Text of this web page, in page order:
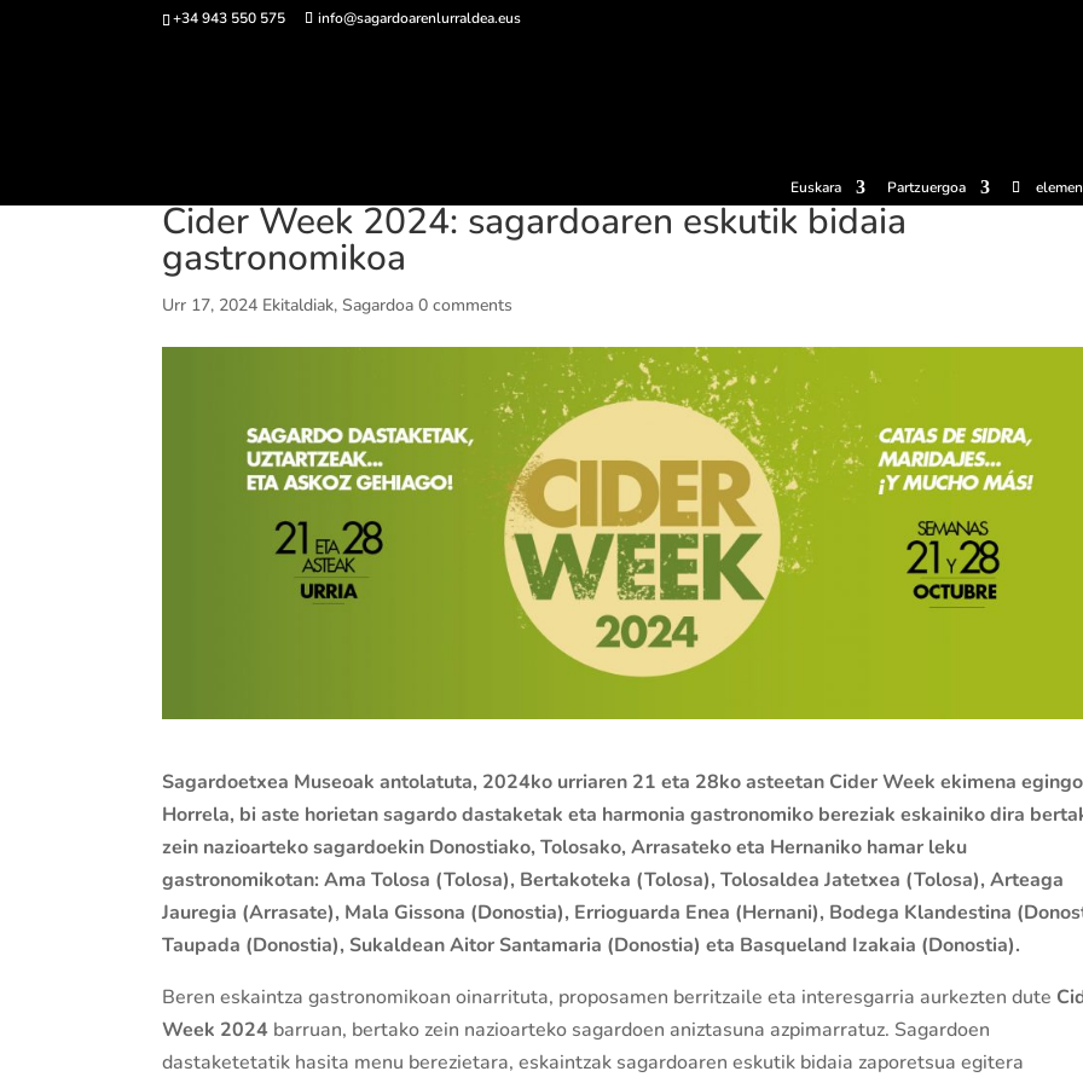
+34 943 550 575 info@sagardoarenlurraldea.eus
Euskara Partzuergoa
Cider Week 2024: sagardoaren eskutik bidaia
gastronomikoa
Urr 17, 2024 Ekitaldiak,Sagardoa 0 comments
Sagardoetxea Museoak antolatuta, 2024ko urriaren 21 eta 28ko asteetan Cider Week ekimena
Horrela, bi aste horietan sagardo dastaketak eta harmonia gastronomiko bereziak eskainiko dira
zein nazioarteko sagardoekin Donostiako, Tolosako, Arrasateko eta Hernaniko hamar leku
gastronomikotan: Ama Tolosa (Tolosa), Bertakoteka (Tolosa), Tolosaldea Jatetxea (Tolosa), Arteaga
Jauregia (Arrasate), Mala Gissona (Donostia), Errioguarda Enea (Hernani), Bodega Klandestina
Taupada (Donostia), Sukaldean Aitor Santamaria (Donostia) eta Basqueland Izakaia (Donostia).
Beren eskaintza gastronomikoan oinarrituta, proposamen berritzaile eta interesgarria aurkezten dute
Week 2024 barruan, bertako zein nazioarteko sagardoen aniztasuna azpimarratuz. Sagardoen
dastaketetatik hasita menu berezietara, eskaintzak sagardoaren eskutik bidaia zaporetsua egitera